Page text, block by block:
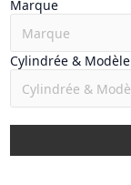
Marque
Cylindrée & Modèle